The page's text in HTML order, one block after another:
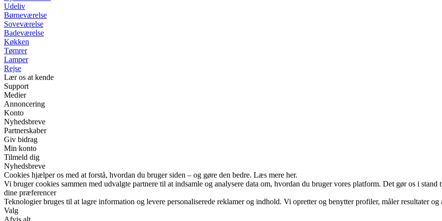
Udeliv
Børneværelse
Soveværelse
Badeværelse
Køkken
Tømrer
Lamper
Rejse
Lær os at kende
Support
Medier
Annoncering
Konto
Nyhedsbreve
Partnerskaber
Giv bidrag
Min konto
Tilmeld dig
Nyhedsbreve
Cookies hjælper os med at forstå, hvordan du bruger siden – og gøre den bedre. Læs mere her.
Vi bruger cookies sammen med udvalgte partnere til at indsamle og analysere data om, hvordan du bruger vores platform. Det gør os i
dine præferencer
Teknologier bruges til at lagre information og levere personaliserede reklamer og indhold. Vi opretter og benytter profiler, måler resultater
Valg